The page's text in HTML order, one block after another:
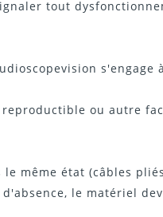
tout
ou autre
même état (câbles
le matériel